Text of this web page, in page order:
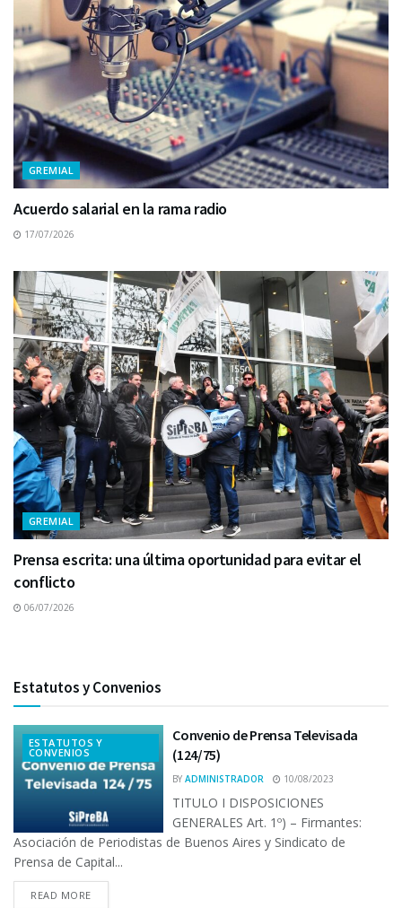
GREMIAL
Acuerdo salarial en la rama radio
17/07/2026
GREMIAL
Prensa escrita: una última oportunidad para evitar el
conflicto
06/07/2026
Estatutos y Convenios
ESTATUTOS Y
CONVENIOS
Convenio de Prensa Televisada
(124/75)
BY ADMINISTRADOR 10/08/2023
TITULO I DISPOSICIONES
GENERALES Art. 1º) – Firmantes:
Asociación de Periodistas de Buenos Aires y Sindicato de
Prensa de Capital...
READ MORE